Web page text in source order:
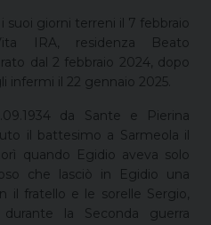
suoi giorni terreni il 7 febbraio
IRA, residenza Beato
dal 2 febbraio 2024, dopo
infermi il 22 gennaio 2025.
da Sante e Pierina
il battesimo a Sarmeola il
quando Egidio aveva solo
che lasciò in Egidio una
il fratello e le sorelle Sergio,
la Seconda guerra